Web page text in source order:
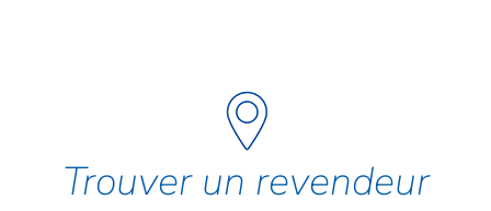
Trouver un revendeur